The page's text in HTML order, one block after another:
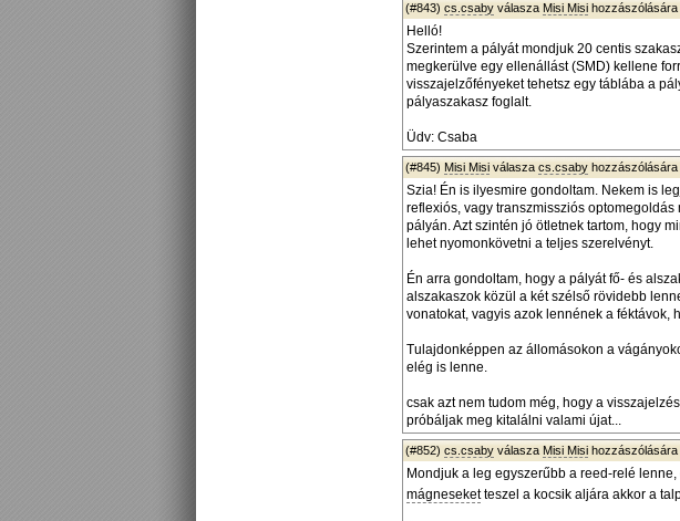
(#843) cs.csaby válasza Misi Misi hozzászólására
Helló!
Szerintem a pályát mondjuk 20 centis
megkerülve egy ellenállást (SMD) kellene
visszajelzőfényeket tehetsz egy táblába a
pályaszakasz foglalt.
Üdv: Csaba
(#845) Misi Misi válasza cs.csaby hozzászólására
Szia! Én is ilyesmire gondoltam. Nekem is
reflexiós, vagy transzmissziós
pályán. Azt szintén jó ötletnek tartom, hogy
lehet nyomonkövetni a teljes szerelvényt.
Én arra gondoltam, hogy a pályát fő- és
alszakaszok közül a két szélső rövidebb
vonatokat, vagyis azok lennének a féktávok,
Tulajdonképpen az állomásokon a
elég is lenne.
csak azt nem tudom még, hogy a
próbáljak meg kitalálni valami újat...
(#852) cs.csaby válasza Misi Misi hozzászólására
Mondjuk a leg egyszerűbb a reed-relé
mágneseketteszel a kocsik aljára akkor a